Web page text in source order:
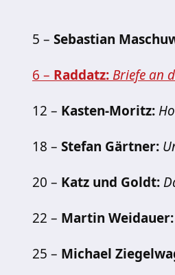
5 – Sebastian
6 – Raddatz:Briefe an
12 – Kasten-Moritz:
18 – Stefan Gärtner:
20 – Katz und Goldt:
22 – Martin Weidauer:
25 – Michael